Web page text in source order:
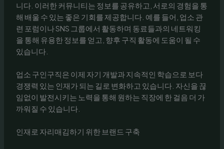
니다. 이러한 커뮤니티는 정보를 공유하고, 서로의 경험을 통
해 배울 수 있는 좋은 기회를 제공합니다. 예를 들어, 업소 관
련 포럼이나 SNS 그룹에서 활동하며 동료들과의 네트워킹
을 통해 유용한 정보를 얻고, 향후 구직 활동에 도움이 될 수
있습니다.
업소 구인구직은 이제 자기 개발과 지속적인 학습으로 보다
경쟁력 있는 인재가 되는 길로 변화하고 있습니다. 자신을 끊
임없이 발전시키는 노력을 통해 원하는 직장에 한 걸음 더 가
까워질 수 있습니다.
인재로 자리매김하기 위한 브랜드 구축